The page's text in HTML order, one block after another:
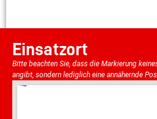
Einsatzort
Bitte beachten Sie, dass die Markierung
angibt, sondern lediglich eine annähernde